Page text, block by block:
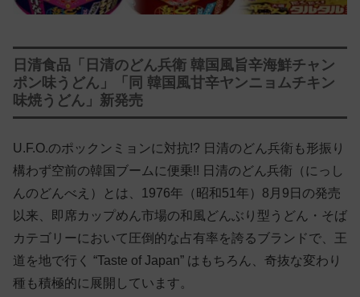
日清食品「日清のどん兵衛 韓国風旨辛海鮮チャン
ポン味うどん」「同 韓国風甘辛ヤンニョムチキン
味焼うどん」新発売
U.F.O.のポックンミョンに対抗!? 日清のどん兵衛も形振り
構わず空前の韓国ブームに便乗!! 日清のどん兵衛（にっし
んのどんべえ）とは、1976年（昭和51年）8月9日の発売
以来、即席カップめん市場の和風どんぶり型うどん・そば
カテゴリーにおいて圧倒的な占有率を誇るブランドで、王
道を地で行く “Taste of Japan” はもちろん、奇抜な変わり
種も積極的に展開しています。